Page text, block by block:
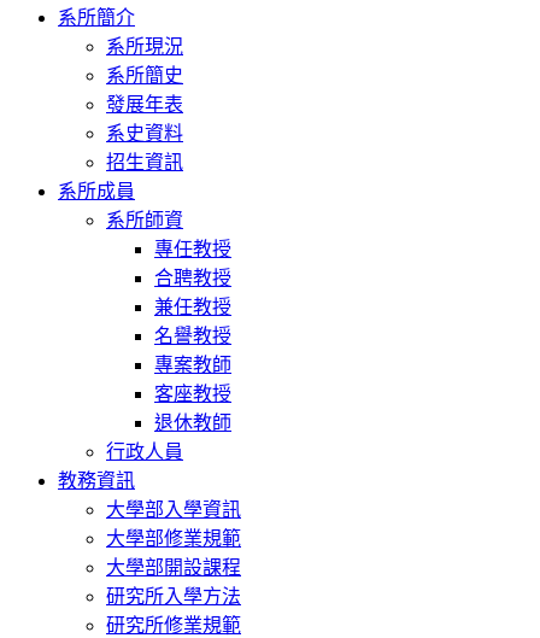
系所簡介
系所現況
系所簡史
發展年表
系史資料
招生資訊
系所成員
系所師資
專任教授
合聘教授
兼任教授
名譽教授
專案教師
客座教授
退休教師
行政人員
教務資訊
大學部入學資訊
大學部修業規範
大學部開設課程
研究所入學方法
研究所修業規範